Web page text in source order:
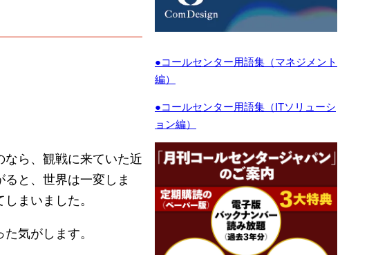
ら、観戦に来ていた近
と、世界は一変しま
まいました。
気がします。
●コールセンター用語集（マネジメント
編）
●コールセンター用語集（ITソリューシ
ョン編）